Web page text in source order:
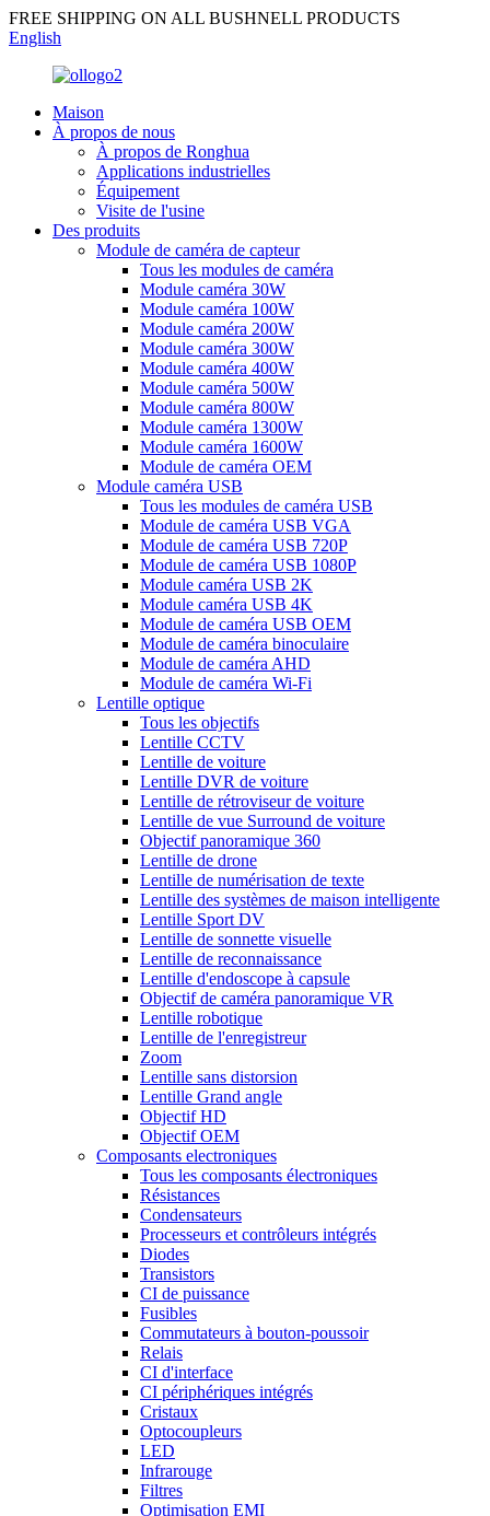
FREE SHIPPING ON ALL BUSHNELL PRODUCTS
English
Maison
À propos de nous
À propos de Ronghua
Applications industrielles
Équipement
Visite de l'usine
Des produits
Module de caméra de capteur
Tous les modules de caméra
Module caméra 30W
Module caméra 100W
Module caméra 200W
Module caméra 300W
Module caméra 400W
Module caméra 500W
Module caméra 800W
Module caméra 1300W
Module caméra 1600W
Module de caméra OEM
Module caméra USB
Tous les modules de caméra USB
Module de caméra USB VGA
Module de caméra USB 720P
Module de caméra USB 1080P
Module caméra USB 2K
Module caméra USB 4K
Module de caméra USB OEM
Module de caméra binoculaire
Module de caméra AHD
Module de caméra Wi-Fi
Lentille optique
Tous les objectifs
Lentille CCTV
Lentille de voiture
Lentille DVR de voiture
Lentille de rétroviseur de voiture
Lentille de vue Surround de voiture
Objectif panoramique 360
Lentille de drone
Lentille de numérisation de texte
Lentille des systèmes de maison intelligente
Lentille Sport DV
Lentille de sonnette visuelle
Lentille de reconnaissance
Lentille d'endoscope à capsule
Objectif de caméra panoramique VR
Lentille robotique
Lentille de l'enregistreur
Zoom
Lentille sans distorsion
Lentille Grand angle
Objectif HD
Objectif OEM
Composants electroniques
Tous les composants électroniques
Résistances
Condensateurs
Processeurs et contrôleurs intégrés
Diodes
Transistors
CI de puissance
Fusibles
Commutateurs à bouton-poussoir
Relais
CI d'interface
CI périphériques intégrés
Cristaux
Optocoupleurs
LED
Infrarouge
Filtres
Optimisation EMI